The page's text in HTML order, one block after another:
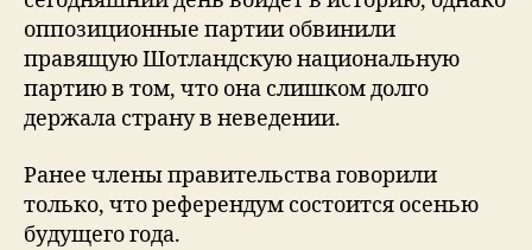
оппозиционные партии обвинили
правящую Шотландскую национальную
партию в том, что она слишком долго
держала страну в неведении.
Ранее члены правительства говорили
только, что референдум состоится осенью
будущего года.